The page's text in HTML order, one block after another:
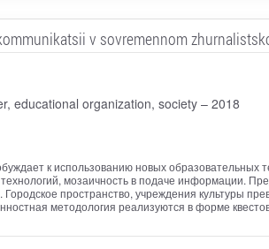
v sovremennom
educational organization, society – 2018
к использованию новых образовательных
мозаичность в подаче информации.
Городское пространство, учреждения
методология реализуются в форме